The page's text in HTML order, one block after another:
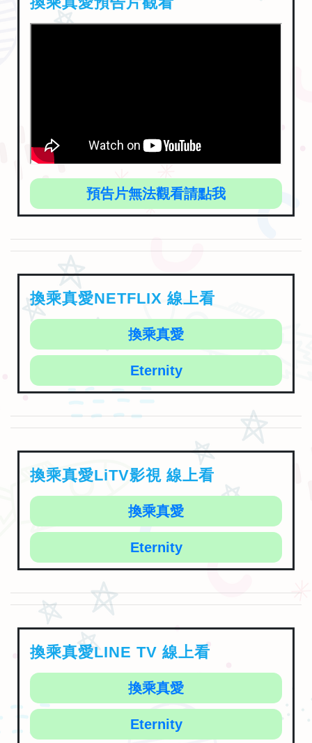
預告片無法觀看請點我
換乘真愛NETFLIX 線上看
換乘真愛
Eternity
換乘真愛LiTV影視 線上看
換乘真愛
Eternity
換乘真愛LINE TV 線上看
換乘真愛
Eternity